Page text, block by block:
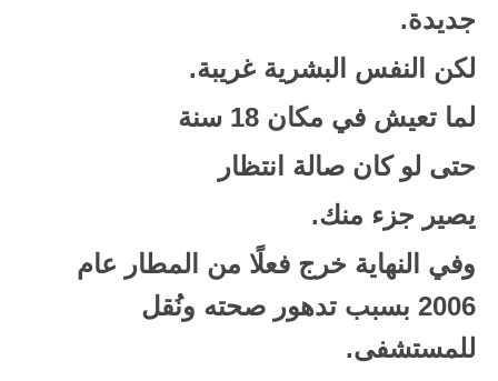
جديدة.
لكن النفس البشرية غريبة.
لما تعيش في مكان 18 سنة
حتى لو كان صالة انتظار
يصير جزء منك.
وفي النهاية خرج فعلًا من المطار عام
2006 بسبب تدهور صحته ونُقل
للمستشفى.